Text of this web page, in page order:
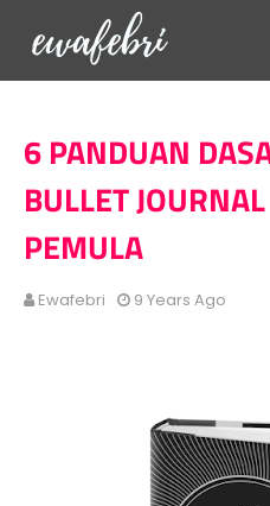
6 PANDUAN
BULLET
PEMULA
Ewafebri 9 Years Ago